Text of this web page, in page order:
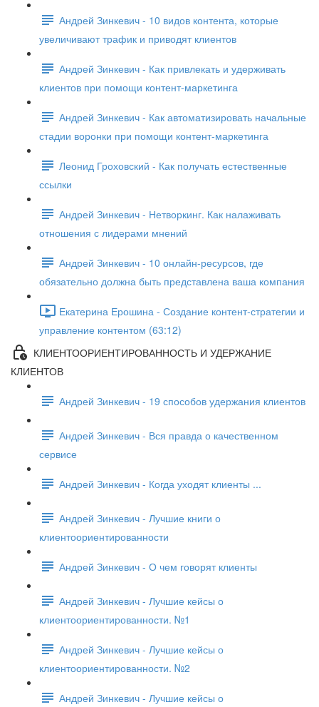
Андрей Зинкевич - 10 видов контента, которые
увеличивают трафик и приводят клиентов
Андрей Зинкевич - Как привлекать и удерживать
клиентов при помощи контент-маркетинга
Андрей Зинкевич - Как автоматизировать начальные
стадии воронки при помощи контент-маркетинга
Леонид Гроховский - Как получать естественные
ссылки
Андрей Зинкевич - Нетворкинг. Как налаживать
отношения с лидерами мнений
Андрей Зинкевич - 10 онлайн-ресурсов, где
обязательно должна быть представлена ваша компания
Екатерина Ерошина - Создание контент-стратегии и
управление контентом (63:12)
КЛИЕНТООРИЕНТИРОВАННОСТЬ И УДЕРЖАНИЕ
КЛИЕНТОВ
Андрей Зинкевич - 19 способов удержания клиентов
Андрей Зинкевич - Вся правда о качественном
сервисе
Андрей Зинкевич - Когда уходят клиенты ...
Андрей Зинкевич - Лучшие книги о
клиентоориентированности
Андрей Зинкевич - О чем говорят клиенты
Андрей Зинкевич - Лучшие кейсы о
клиентоориентированности. №1
Андрей Зинкевич - Лучшие кейсы о
клиентоориентированности. №2
Андрей Зинкевич - Лучшие кейсы о